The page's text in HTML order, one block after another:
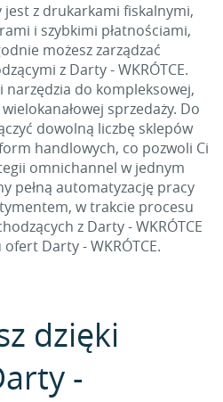
z drukarkami fiskalnymi,
i szybkimi płatnościami,
możesz zarządzać
z Darty - WKRÓTCE.
narzędzia do kompleksowej,
sprzedaży. Do
dowolną liczbę sklepów
handlowych, co pozwoli Ci
omnichannel w jednym
pełną automatyzację pracy
w trakcie procesu
z Darty - WKRÓTCE
Darty - WKRÓTCE.
dzięki
-